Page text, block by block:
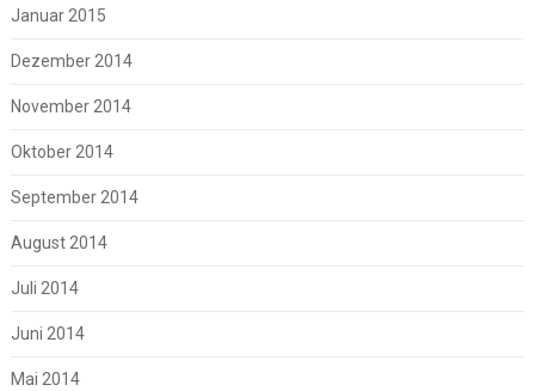
Januar 2015
Dezember 2014
November 2014
Oktober 2014
September 2014
August 2014
Juli 2014
Juni 2014
Mai 2014